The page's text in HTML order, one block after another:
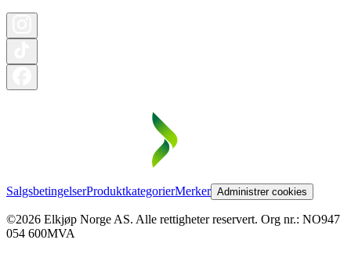
SalgsbetingelserProduktkategorierMerker Administrer cookies
©2026 Elkjøp Norge AS. Alle rettigheter reservert. Org nr.: NO947
054 600MVA